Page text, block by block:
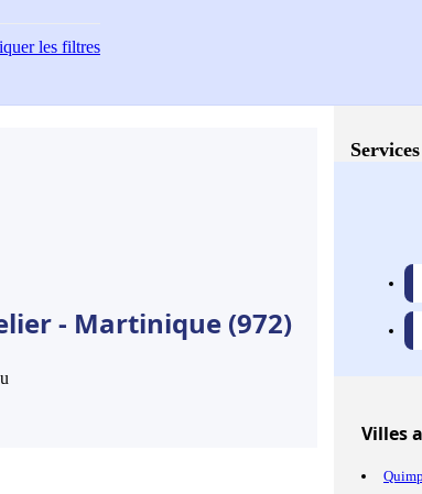
les filtres
- Martinique (972)
Villes